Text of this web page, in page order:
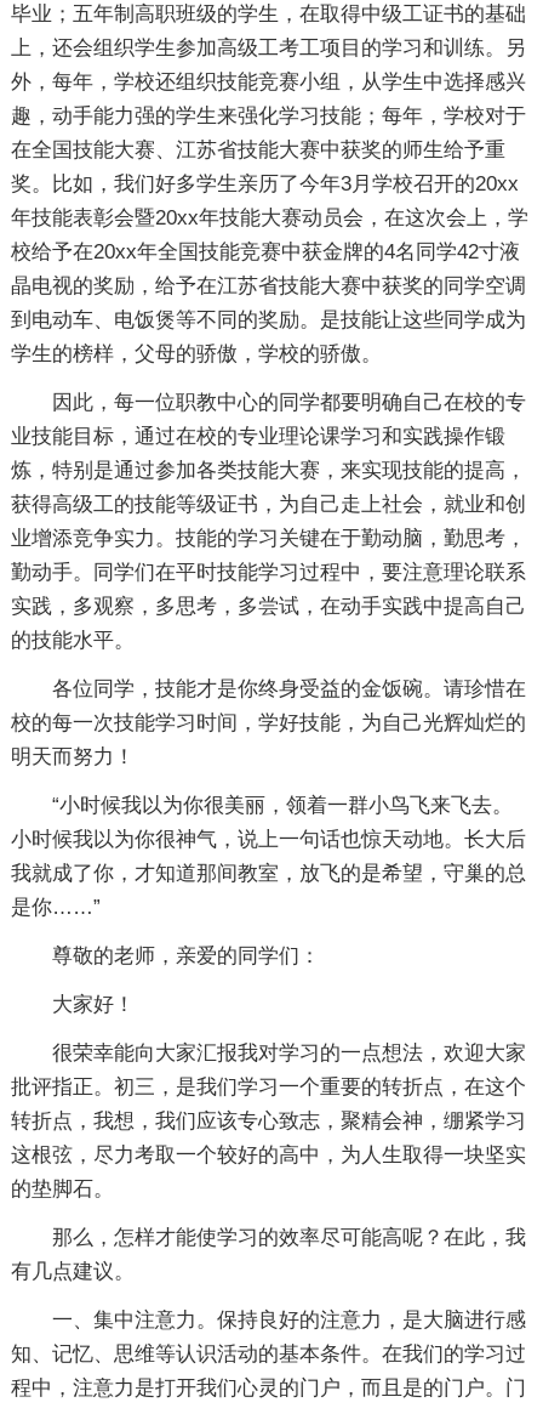
毕业；五年制高职班级的学生，在取得中级工证书的基础
上，还会组织学生参加高级工考工项目的学习和训练。另
外，每年，学校还组织技能竞赛小组，从学生中选择感兴
趣，动手能力强的学生来强化学习技能；每年，学校对于
在全国技能大赛、江苏省技能大赛中获奖的师生给予重
奖。比如，我们好多学生亲历了今年3月学校召开的20xx
年技能表彰会暨20xx年技能大赛动员会，在这次会上，学
校给予在20xx年全国技能竞赛中获金牌的4名同学42寸液
晶电视的奖励，给予在江苏省技能大赛中获奖的同学空调
到电动车、电饭煲等不同的奖励。是技能让这些同学成为
学生的榜样，父母的骄傲，学校的骄傲。
因此，每一位职教中心的同学都要明确自己在校的专
业技能目标，通过在校的专业理论课学习和实践操作锻
炼，特别是通过参加各类技能大赛，来实现技能的提高，
获得高级工的技能等级证书，为自己走上社会，就业和创
业增添竞争实力。技能的学习关键在于勤动脑，勤思考，
勤动手。同学们在平时技能学习过程中，要注意理论联系
实践，多观察，多思考，多尝试，在动手实践中提高自己
的技能水平。
各位同学，技能才是你终身受益的金饭碗。请珍惜在
校的每一次技能学习时间，学好技能，为自己光辉灿烂的
明天而努力！
“小时候我以为你很美丽，领着一群小鸟飞来飞去。
小时候我以为你很神气，说上一句话也惊天动地。长大后
我就成了你，才知道那间教室，放飞的是希望，守巢的总
是你……”
尊敬的老师，亲爱的同学们：
大家好！
很荣幸能向大家汇报我对学习的一点想法，欢迎大家
批评指正。初三，是我们学习一个重要的转折点，在这个
转折点，我想，我们应该专心致志，聚精会神，绷紧学习
这根弦，尽力考取一个较好的高中，为人生取得一块坚实
的垫脚石。
那么，怎样才能使学习的效率尽可能高呢？在此，我
有几点建议。
一、集中注意力。保持良好的注意力，是大脑进行感
知、记忆、思维等认识活动的基本条件。在我们的学习过
程中，注意力是打开我们心灵的门户，而且是的门户。门